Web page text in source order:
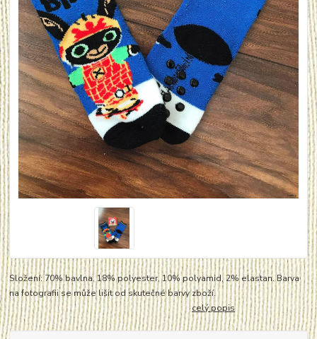
Složení: 70% bavlna, 18% polyester, 10% polyamid, 2% elastan. Barva
na fotografii se může lišit od skutečné barvy zboží.
celý popis